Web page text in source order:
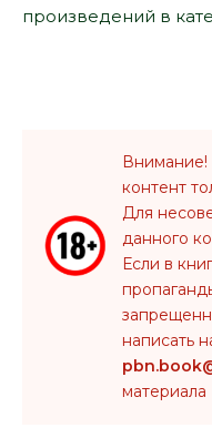
произведений в
Внимание!
контент
Для
данного
Если в
написать
материала